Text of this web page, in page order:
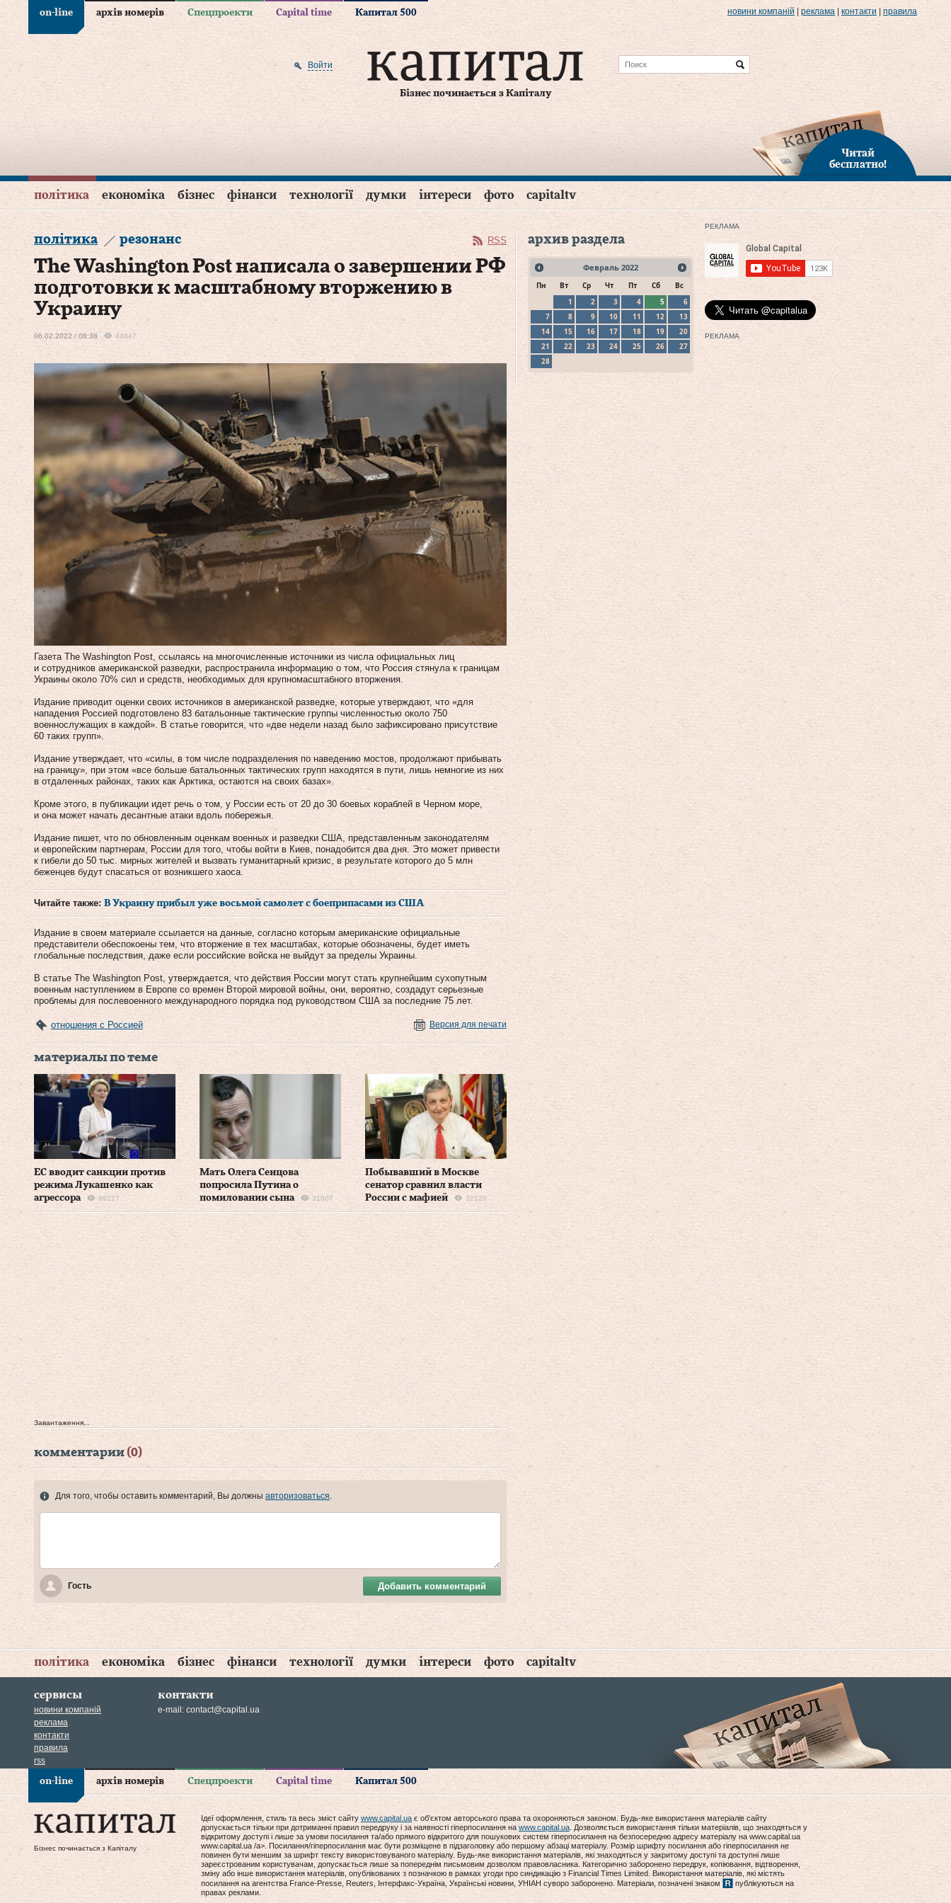
on-line архів номерів Спецпроекти Capital time Капитал 500 новини компаній реклама контакти правила
Бізнес починається з Капіталу
Войти
Читай
бесплатно!
політика економіка бізнес фінанси технології думки інтереси фото capitaltv
політика резонанс RSS
The Washington Post написала о завершении РФ
подготовки к масштабному вторжению в
Украину
06.02.2022 / 08:38 44847
Газета The Washington Post, ссылаясь на многочисленные источники из числа официальных лиц
и сотрудников американской разведки, распространила информацию о том, что Россия стянула к границам
Украины около 70% сил и средств, необходимых для крупномасштабного вторжения.
Издание приводит оценки своих источников в американской разведке, которые утверждают, что «для
нападения Россией подготовлено 83 батальонные тактические группы численностью около 750
военнослужащих в каждой». В статье говорится, что «две недели назад было зафиксировано присутствие
60 таких групп».
Издание утверждает, что «силы, в том числе подразделения по наведению мостов, продолжают прибывать
на границу», при этом «все больше батальонных тактических групп находятся в пути, лишь немногие из них
в отдаленных районах, таких как Арктика, остаются на своих базах».
Кроме этого, в публикации идет речь о том, у России есть от 20 до 30 боевых кораблей в Черном море,
и она может начать десантные атаки вдоль побережья.
Издание пишет, что по обновленным оценкам военных и разведки США, представленным законодателям
и европейским партнерам, России для того, чтобы войти в Киев, понадобится два дня. Это может привести
к гибели до 50 тыс. мирных жителей и вызвать гуманитарный кризис, в результате которого до 5 млн
беженцев будут спасаться от возникшего хаоса.
Читайте также: В Украину прибыл уже восьмой самолет с боеприпасами из США
Издание в своем материале ссылается на данные, согласно которым американские официальные
представители обеспокоены тем, что вторжение в тех масштабах, которые обозначены, будет иметь
глобальные последствия, даже если российские войска не выйдут за пределы Украины.
В статье The Washington Post, утверждается, что действия России могут стать крупнейшим сухопутным
военным наступлением в Европе со времен Второй мировой войны, они, вероятно, создадут серьезные
проблемы для послевоенного международного порядка под руководством США за последние 75 лет.
отношения с Россией Версия для печати
материалы по теме
ЕС вводит санкции против
режима Лукашенко как
агрессора
99227
Мать Олега Сенцова
попросила Путина о
помиловании сына
31607
Побывавший в Москве
сенатор сравнил власти
России с мафией
32120
Завантаження...
комментарии (0)
Для того, чтобы оставить комментарий, Вы должны авторизоваться
Гость Добавить комментарий
архив раздела
Февраль 2022
Пн Вт Ср Чт Пт Сб
Вс
1
2 3 4 5
6
7
8 9 10 11 12
13
14
15 16 17 18 19
20
21
22 23 24 25 26
27
28
РЕКЛАМА
РЕКЛАМА
політика економіка бізнес фінанси технології думки інтереси фото capitaltv
сервисы
новини компаній
реклама
контакти
правила
rss
контакти
e-mail: contact@capital.ua
on-line архів номерів Спецпроекти Capital time Капитал 500
Бізнес починається з Капіталу
Ідеї оформлення, стиль та весь зміст сайту www.capital.ua є об'єктом авторського права та охороняються законом. Будь-яке використання матеріалів сайту
допускається тільки при дотриманні правил передруку і за наявності гіперпосилання на www.capital.ua . Дозволяється використання тільки матеріалів, що знаходяться у
відкритому доступі і лише за умови посилання та/або прямого відкритого для пошукових систем гіперпосилання на безпосередню адресу матеріалу на www.capital.ua
www.capital.ua /a>. Посилання/гіперпосилання має бути розміщене в підзаголовку або першому абзаці матеріалу. Розмір шрифту посилання або гіперпосилання не
повинен бути меншим за шрифт тексту використовуваного матеріалу. Будь-яке використання матеріалів, які знаходяться у закритому доступі та доступні лише
зареєстрованим користувачам, допускається лише за попереднім письмовим дозволом правовласника. Категорично заборонено передрук, копіювання, відтворення,
зміну або інше використання матеріалів, опублікованих з позначкою в рамках угоди про синдикацію з Financial Times Limited. Використання матеріалів, які містять
посилання на агентства France-Presse, Reuters, Інтерфакс-Україна, Українські новини, УНІАН суворо заборонено. Матеріали, позначені знаком
публікуються на
правах реклами.